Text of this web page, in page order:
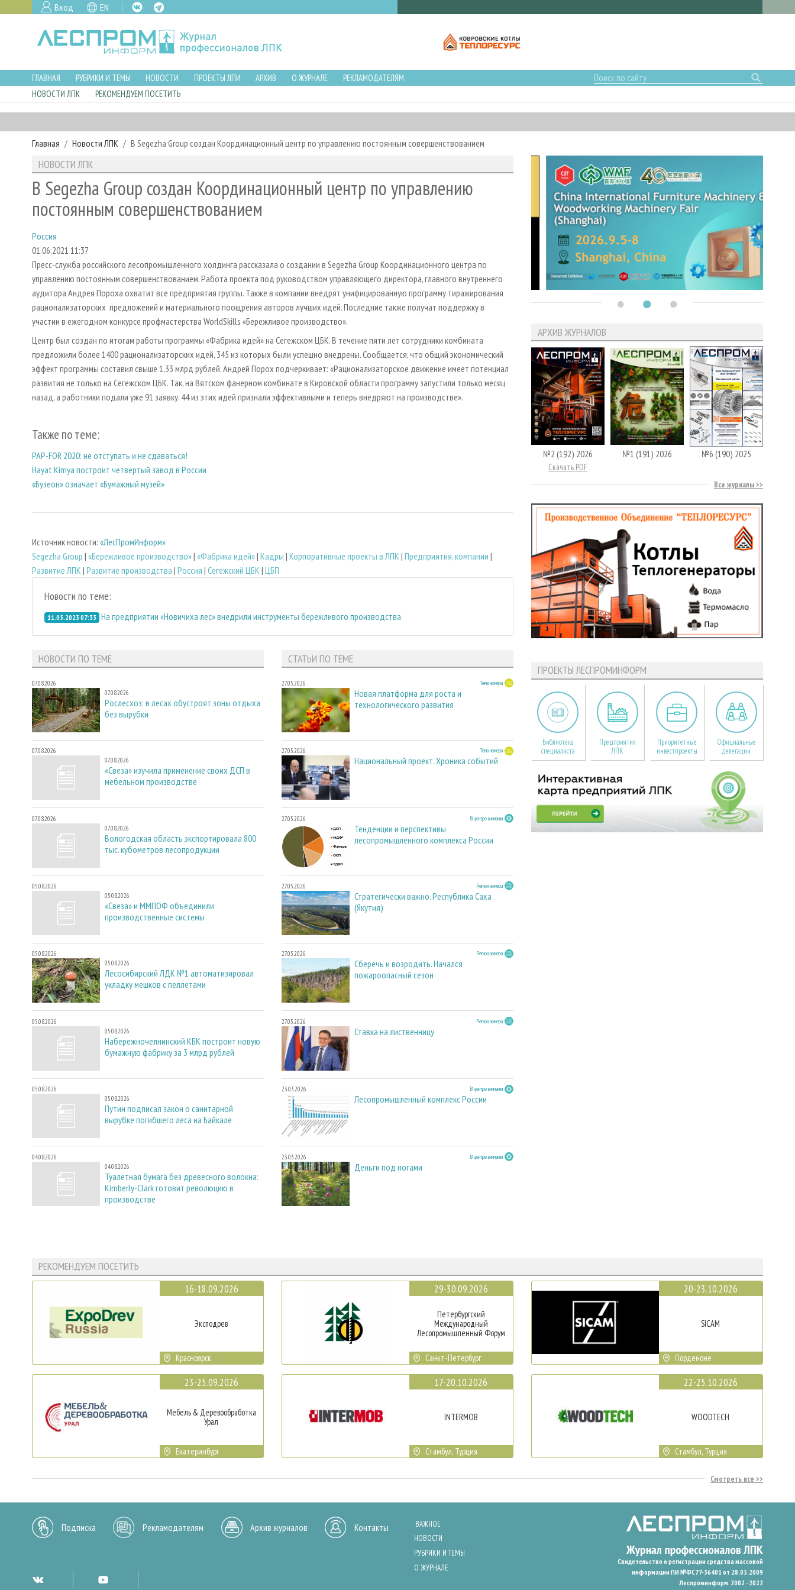
Вход EN
ГЛАВНАЯ РУБРИКИ И ТЕМЫ НОВОСТИ ПРОЕКТЫ ЛПИ АРХИВ О ЖУРНАЛЕ
РЕКЛАМОДАТЕЛЯМ
НОВОСТИ ЛПК
РЕКОМЕНДУЕМ ПОСЕТИТЬ
Главная Новости ЛПК В Segezha Group создан Координационный центр по управлению постоянным совершенствованием
НОВОСТИ ЛПК
В Segezha Group создан Координационный центр по управлению
постоянным совершенствованием
Россия
01.06.2021 11:37
Пресс-служба российского лесопромышленного холдинга рассказала о создании в Segezha Group Координационного центра по
управлению постоянным совершенствованием. Работа проекта под руководством управляющего директора, главного внутреннего
аудитора Андрея Пороха охватит все предприятия группы. Также в компании внедрят унифицированную программу тиражирования
рационализаторских предложений и материального поощрения авторов лучших идей. Последние также получат поддержку в
участии в ежегодном конкурсе профмастерства WorldSkills «Бережливое производство».
Центр был создан по итогам работы программы «Фабрика идей» на Сегежском ЦБК. В течение пяти лет сотрудники комбината
предложили более 1400 рационализаторских идей, 345 из которых были успешно внедрены. Сообщается, что общий экономический
эффект программы составил свыше 1,33 млрд рублей. Андрей Порох подчеркивает: «Рационализаторское движение имеет потенциал
развития не только на Сегежском ЦБК. Так, на Вятском фанерном комбинате в Кировской области программу запустили только месяц
назад, а работники подали уже 91 заявку. 44 из этих идей признали эффективными и теперь внедряют на производстве».
Также по теме:
PAP-FOR 2020: не отступать и не сдаваться!
Hayat Kimya построит четвертый завод в России
«Бузеон» означает «Бумажный музей»
Источник новости: «ЛесПромИнформ»
Segezha Group | «Бережливое производство»| «Фабрика идей»| Кадры | Корпоративные проекты в ЛПК | Предприятия, компании |
Развитие ЛПК | Развитие производства | Россия | Сегежский ЦБК | ЦБП
Новости по теме:
11.05.2023 07:33 На предприятии «Новичиха лес» внедрили инструменты бережливого производства
НОВОСТИ ПО ТЕМЕ
07.08.2026
07.08.2026
Рослесхоз: в лесах обустроят зоны отдыха
без вырубки
07.08.2026
07.08.2026
«Свеза» изучила применение своих ДСП в
мебельном производстве
07.08.2026
07.08.2026
Вологодская область экспортировала 800
тыс. кубометров лесопродукции
05.08.2026
05.08.2026
«Свеза» и ММПОФ объединили
производственные системы
05.08.2026
05.08.2026
Лесосибирский ЛДК №1 автоматизировал
укладку мешков с пеллетами
05.08.2026
05.08.2026
Набережночелнинский КБК построит новую
бумажную фабрику за 3 млрд рублей
05.08.2026
05.08.2026
Путин подписал закон о санитарной
вырубке погибшего леса на Байкале
04.08.2026
04.08.2026
Туалетная бумага без древесного волокна:
Kimberly-Clark готовит революцию в
производстве
СТАТЬИ ПО ТЕМЕ
27.05.2026 Тема номера
Новая платформа для роста и
технологического развития
27.05.2026 Тема номера
Национальный проект. Хроника событий
27.05.2026 В центре внимания
Тенденции и перспективы
лесопромышленного комплекса России
27.05.2026 Регион номера
Стратегически важно. Республика Саха
(Якутия)
27.05.2026 Регион номера
Сберечь и возродить. Начался
пожароопасный сезон
27.05.2026 Регион номера
Ставка на лиственницу
23.03.2026 В центре внимания
Лесопромышленный комплекс России
23.03.2026 В центре внимания
Деньги под ногами
АРХИВ ЖУРНАЛОВ
№2 (192) 2026
Скачать PDF
№1 (191) 2026 №6 (190) 2025
Все журналы
ПРОЕКТЫ ЛЕСПРОМИНФОРМ
Библиотека
специалиста
Предприятия
ЛПК
Приоритетные
инвестпроекты
Официальные
делегации
РЕКОМЕНДУЕМ ПОСЕТИТЬ
16-18.09.2026
Эксподрев
Красноярск
23-25.09.2026
Мебель & Деревообработка
Урал
Екатеринбург
29-30.09.2026
Петербургский
Международный
Лесопромышленный Форум
Санкт-Петербург
17-20.10.2026
INTERMOB
Стамбул, Турция
20-23.10.2026
SICAM
Порденоне
22-25.10.2026
WOODTECH
Стамбул, Турция
Смотреть все
Подписка Рекламодателям Архив журналов Контакты
ВАЖНОЕ
НОВОСТИ
РУБРИКИ И ТЕМЫ
О ЖУРНАЛЕ
Свидетельство о регистрации средства массовой
информации ПИ №ФС77-36401 от 28.05.2009
Леспроминформ. 2002 - 2022